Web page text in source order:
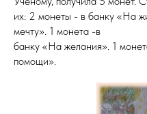
их: 2 монеты - в банку «На
мечту». 1 монета -в
банку «На желания». 1
помощи».